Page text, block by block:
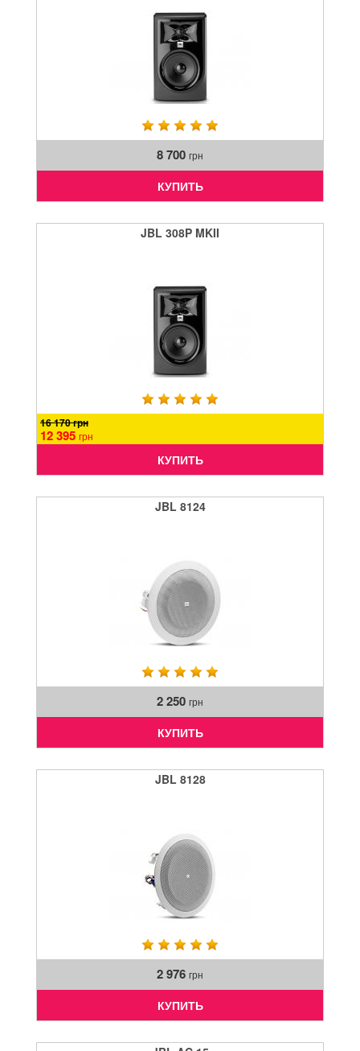
8 700 грн
КУПИТЬ
JBL 308P MKII
16 170 грн
12 395 грн
КУПИТЬ
JBL 8124
2 250 грн
КУПИТЬ
JBL 8128
2 976 грн
КУПИТЬ